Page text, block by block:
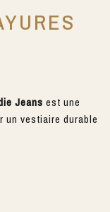
Jeans est une
un vestiaire durable